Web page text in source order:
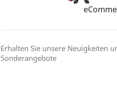
Erhalten Sie unsere Neuigkeiten
Sonderangebote